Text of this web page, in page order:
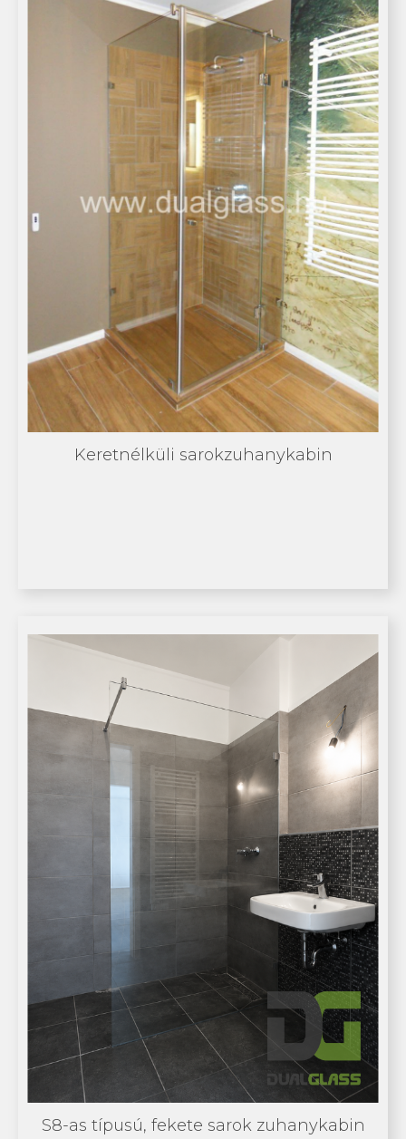
Keretnélküli sarokzuhanykabin
S8-as típusú, fekete sarok zuhanykabin